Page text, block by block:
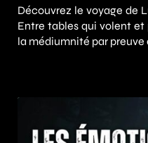
Découvrez le voyage de
Entre tables qui volent et
la médiumnité par preuve